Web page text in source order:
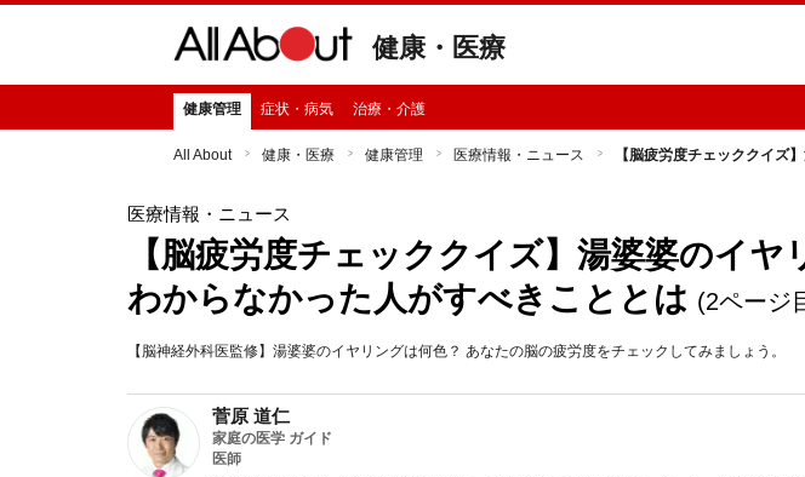
健康・医療
健康管理 症状・病気 治療・介護
All About 健康・医療 健康管理 医療情報・ニュース 【脳疲労度チェッククイズ
医療情報・ニュース
【脳疲労度チェッククイズ】湯婆婆のイヤ
わからなかった人がすべきこととは (2ページ
【脳神経外科医監修】湯婆婆のイヤリングは何色？ あなたの脳の疲労度をチェックしてみましょう。
菅原 道仁
家庭の医学 ガイド
医師